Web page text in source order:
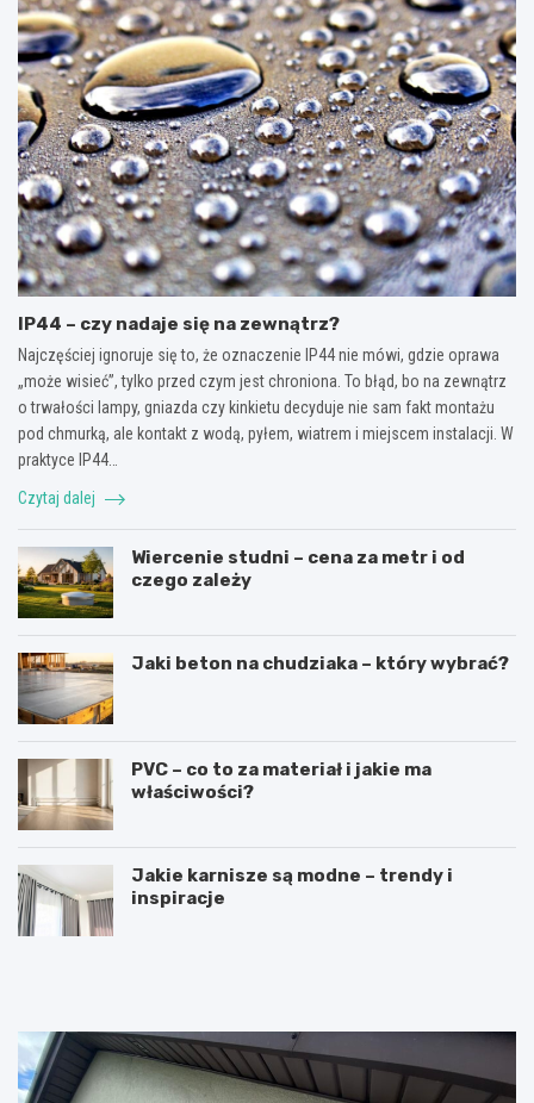
IP44 – czy nadaje się na zewnątrz?
Najczęściej ignoruje się to, że oznaczenie IP44 nie mówi, gdzie oprawa
„może wisieć”, tylko przed czym jest chroniona. To błąd, bo na zewnątrz
o trwałości lampy, gniazda czy kinkietu decyduje nie sam fakt montażu
pod chmurką, ale kontakt z wodą, pyłem, wiatrem i miejscem instalacji. W
praktyce IP44…
Czytaj dalej
Wiercenie studni – cena za metr i od
czego zależy
Jaki beton na chudziaka – który wybrać?
PVC – co to za materiał i jakie ma
właściwości?
Jakie karnisze są modne – trendy i
inspiracje
R
o
w
a
L
k
a
c